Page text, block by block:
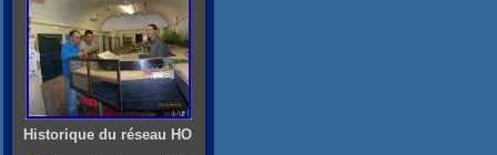
Historique du réseau HO